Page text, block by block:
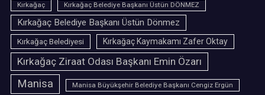
Kırkağaç Kırkağaç Belediye Başkanı Üstün DÖNMEZ
Kırkağaç Belediye Başkanı Üstün Dönmez
Kırkağaç Belediyesi Kırkağaç Kaymakamı Zafer Oktay
Kırkağaç Ziraat Odası Başkanı Emin Özarı
Manisa Manisa Büyükşehir Belediye Başkanı Cengiz Ergün